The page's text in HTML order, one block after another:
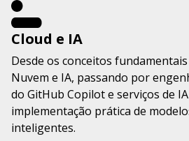
Cloud e IA
Desde os conceitos
Nuvem e IA, passando por
do GitHub Copilot e serviços de
implementação prática de
inteligentes.